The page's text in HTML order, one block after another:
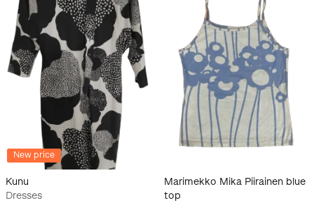
New price
Kunu
Dresses
Marimekko Mika Piirainen blue
top